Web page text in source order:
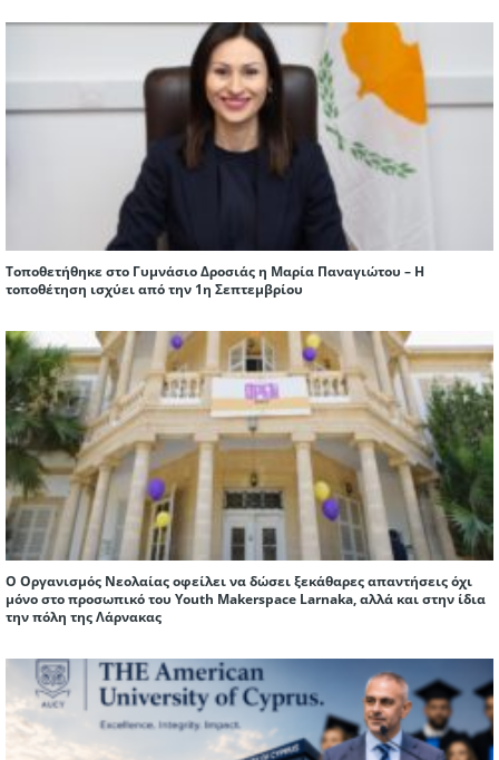
Τοποθετήθηκε στο Γυμνάσιο Δροσιάς η Μαρία Παναγιώτου – Η
τοποθέτηση ισχύει από την 1η Σεπτεμβρίου
Ο Οργανισμός Νεολαίας οφείλει να δώσει ξεκάθαρες απαντήσεις όχι
μόνο στο προσωπικό του Youth Makerspace Larnaka, αλλά και στην ίδια
την πόλη της Λάρνακας